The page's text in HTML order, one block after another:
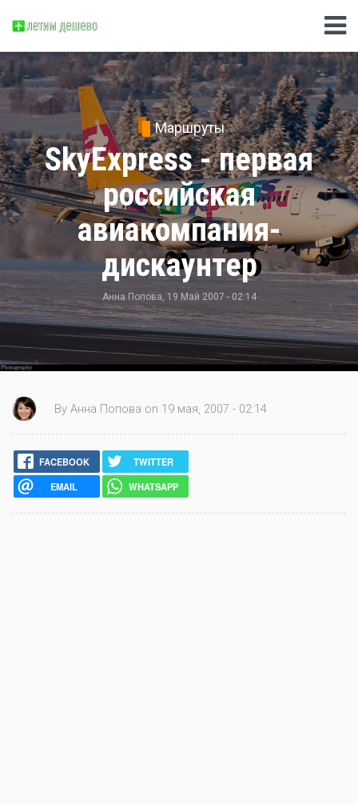
Маршруты
SkyExpress - первая
российская
авиакомпания-
дискаунтер
Анна Попова , 19 Май 2007 - 02:14
By Анна Попова on 19 мая, 2007 - 02:14
FACEBOOK
TWITTER
EMAIL
WHATSAPP